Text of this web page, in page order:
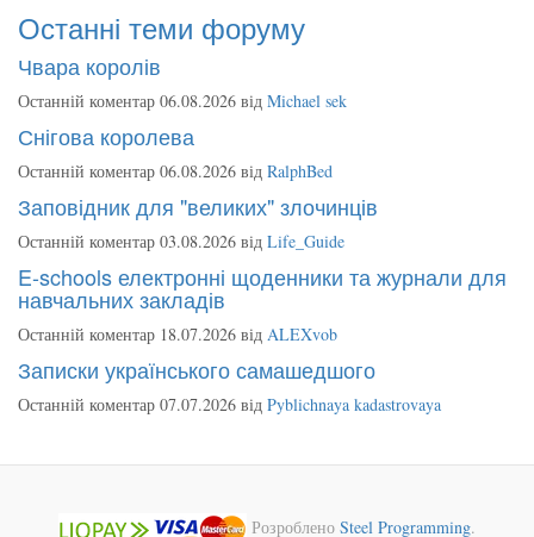
Останні теми форуму
Чвара королів
Останній коментар 06.08.2026 від Michael sek
Снігова королева
Останній коментар 06.08.2026 від RalphBed
Заповідник для "великих" злочинців
Останній коментар 03.08.2026 від Life_Guide
E-schools електронні щоденники та журнали для
навчальних закладів
Останній коментар 18.07.2026 від ALEXvob
Записки українського самашедшого
Останній коментар 07.07.2026 від Pyblichnaya kadastrovaya
Розроблено Steel Programming.